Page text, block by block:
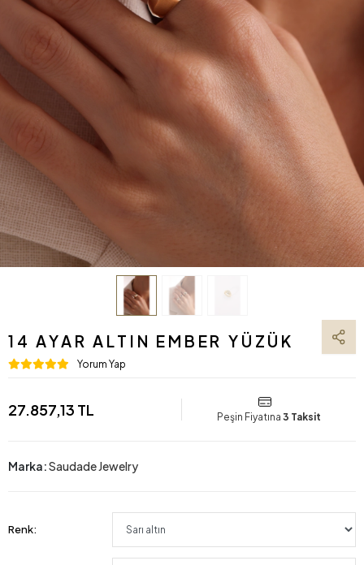
14 AYAR ALTIN EMBER YÜZÜK
Yorum Yap
27.857,13 TL Peşin Fiyatına 3 Taksit
Marka:Saudade Jewelry
Renk: